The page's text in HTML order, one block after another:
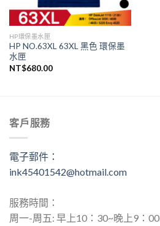
HP環保墨水匣
HP NO.63XL 63XL 黑色 環保墨
水匣
NT$680.00
客戶服務
電子郵件：
ink45401542@hotmail.com
服務時間：
周一-周五: 早上10：30~晚上9：00